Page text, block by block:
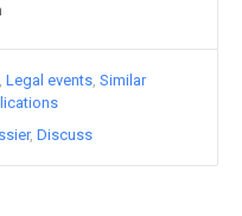
Legal events Similar
Discuss